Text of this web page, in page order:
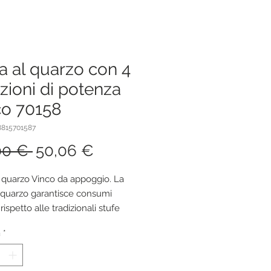
al quarzo con 4
di potenza
70158
€ Prezzo
50,06 €
Vinco da appoggio. La
garantisce consumi
alle tradizionali stufe
direttamente agli oggetti
posti in prossimità, anzichè
La disposizione
*